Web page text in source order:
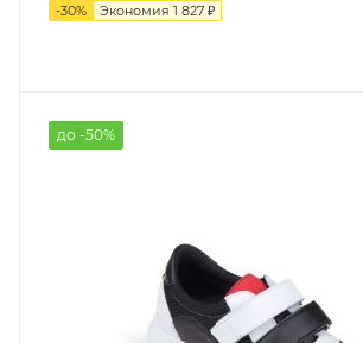
-30% Экономия 1 827 ₽
до -50%